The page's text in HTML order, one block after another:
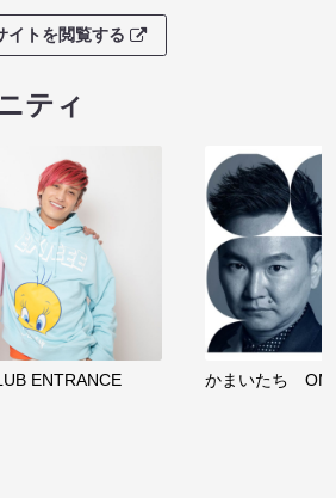
イトを閲覧する
ティ
ENTRANCE かまいたち